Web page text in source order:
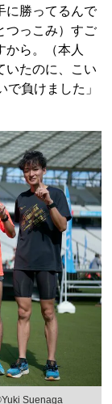
に勝ってるんで
つっこみ）すご
ら。（本人
いたのに、こい
負けました」
Suenaga